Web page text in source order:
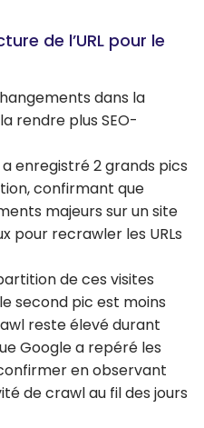
de l’URL pour le
dans la
rendre plus SEO-
enregistré 2 grands pics
confirmant que
majeurs sur un site
pour recrawler les URLs
de ces visites
second pic est moins
reste élevé durant
Google a repéré les
en observant
de crawl au fil des jours